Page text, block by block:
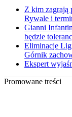
Z kim zagrają
Rywale i
Gianni
będzie
Eliminacje
Górnik
Ekspert
Promowane treści